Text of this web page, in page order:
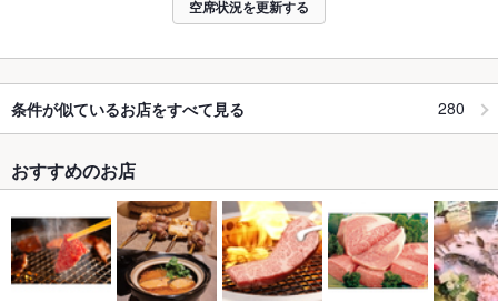
空席状況を更新する
条件が似ているお店をすべて見る 280
おすすめのお店